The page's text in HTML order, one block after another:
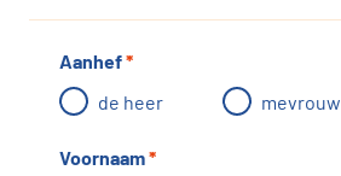
Aanhef*
de heer
mevrouw
Voornaam*